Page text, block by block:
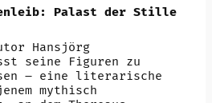
Palast der Stille
Hansjörg
seine Figuren zu
– eine literarische
mythisch